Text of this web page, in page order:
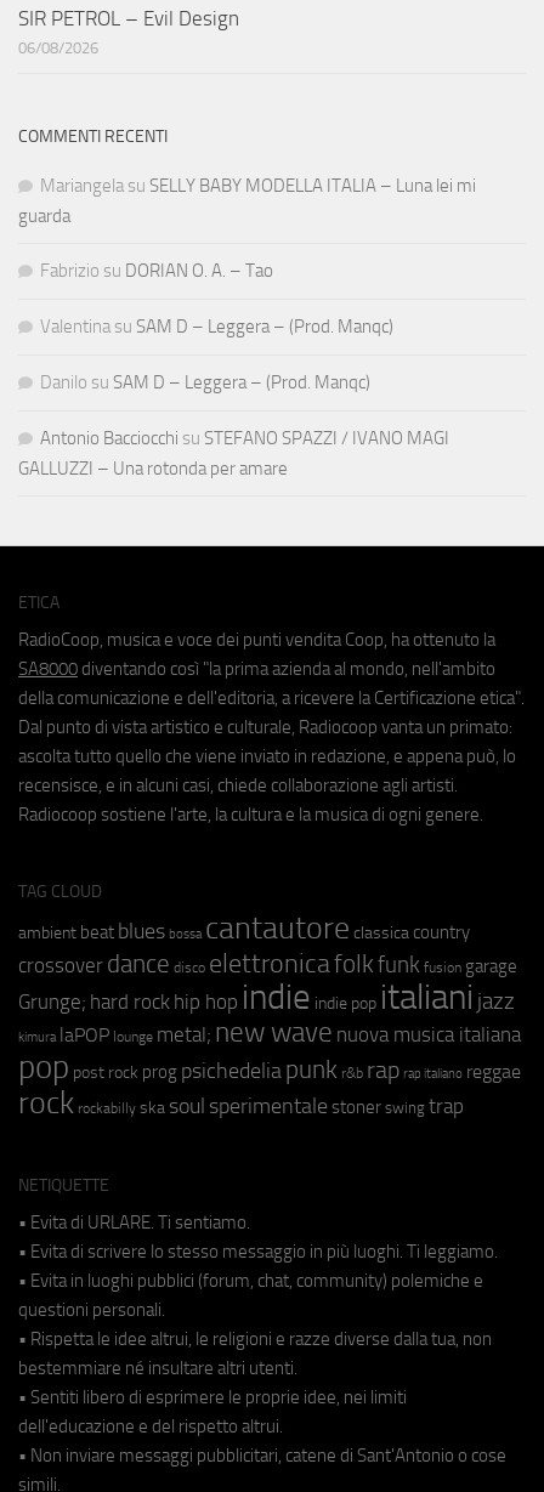
SIR PETROL – Evil Design
06/08/2026
COMMENTI RECENTI
Mariangela su SELLY BABY MODELLA ITALIA – Luna lei mi
guarda
Fabrizio su DORIAN O. A. – Tao
Valentina su SAM D – Leggera – (Prod. Manqc)
Danilo su SAM D – Leggera – (Prod. Manqc)
Antonio Bacciocchi su STEFANO SPAZZI / IVANO MAGI
GALLUZZI – Una rotonda per amare
ETICA
RadioCoop, musica e voce dei punti vendita Coop, ha ottenuto la
SA8000 diventando così "la prima azienda al mondo, nell'ambito
della comunicazione e dell'editoria, a ricevere la Certificazione etica".
Dal punto di vista artistico e culturale, Radiocoop vanta un primato:
ascolta tutto quello che viene inviato in redazione, e appena può, lo
recensisce, e in alcuni casi, chiede collaborazione agli artisti.
Radiocoop sostiene l'arte, la cultura e la musica di ogni genere.
TAG CLOUD
ambient beat blues bossa cantautore classica country
crossover dance disco elettronicafolkfunk fusion garage
Grunge; hard rock hip hop indie indie pop italiani jazz
kimura laPOP lounge metal; new wave nuova musica italiana
pop post rock prog psichedeliapunk r&b rap rap italiano reggae
rock rockabilly ska soul sperimentale stoner swing trap
NETIQUETTE
• Evita di URLARE. Ti sentiamo.
• Evita di scrivere lo stesso messaggio in più luoghi. Ti leggiamo.
• Evita in luoghi pubblici (forum, chat, community) polemiche e
questioni personali.
• Rispetta le idee altrui, le religioni e razze diverse dalla tua, non
bestemmiare né insultare altri utenti.
• Sentiti libero di esprimere le proprie idee, nei limiti
dell'educazione e del rispetto altrui.
• Non inviare messaggi pubblicitari, catene di Sant'Antonio o cose
simili.